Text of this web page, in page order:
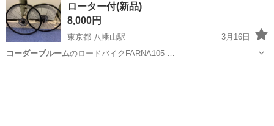
ローター付(新品)
8,000円
東京都 八幡山駅
3月16日
コーダーブルームのロードバイクFARNA105 …